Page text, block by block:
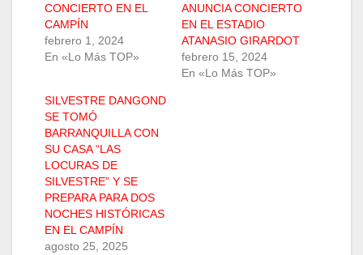
CONCIERTO EN EL
CAMPÍN
febrero 1, 2024
En «Lo Más TOP»
ANUNCIA CONCIERTO
EN EL ESTADIO
ATANASIO GIRARDOT
febrero 15, 2024
En «Lo Más TOP»
SILVESTRE DANGOND
SE TOMÓ
BARRANQUILLA CON
SU CASA “LAS
LOCURAS DE
SILVESTRE” Y SE
PREPARA PARA DOS
NOCHES HISTÓRICAS
EN EL CAMPÍN
agosto 25, 2025